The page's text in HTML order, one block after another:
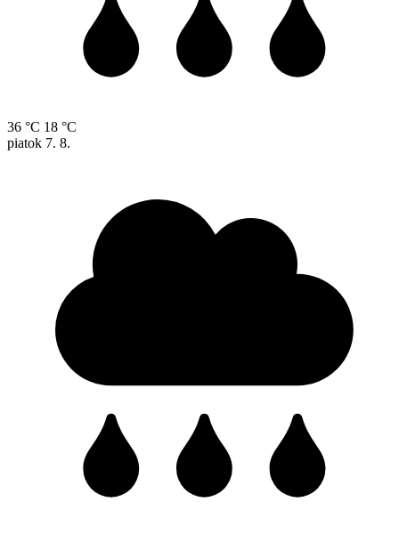
36 °C 18 °C
piatok 7. 8.